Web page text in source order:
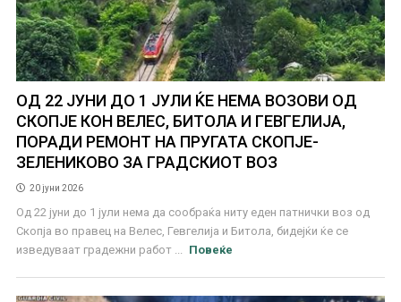
ОД 22 ЈУНИ ДО 1 ЈУЛИ ЌЕ НЕМА ВОЗОВИ ОД
СКОПЈЕ КОН ВЕЛЕС, БИТОЛА И ГЕВГЕЛИЈА,
ПОРАДИ РЕМОНТ НА ПРУГАТА СКОПЈЕ-
ЗЕЛЕНИКОВО ЗА ГРАДСКИОТ ВОЗ
20 јуни 2026
Од 22 јуни до 1 јули нема да сообраќа ниту еден патнички воз од
Скопја во правец на Велес, Гевгелија и Битола, бидејќи ќе се
изведуваат градежни работ ...
Повеќе